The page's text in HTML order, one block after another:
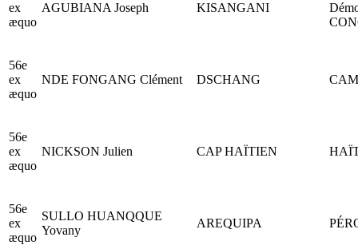
ex
æquo
AGUBIANA Joseph KISANGANI
56e
ex
æquo
NDE FONGANG Clément DSCHANG
56e
ex
æquo
NICKSON Julien CAP HAÏTIEN
56e
ex
æquo
SULLO HUANQQUE
Yovany
AREQUIPA